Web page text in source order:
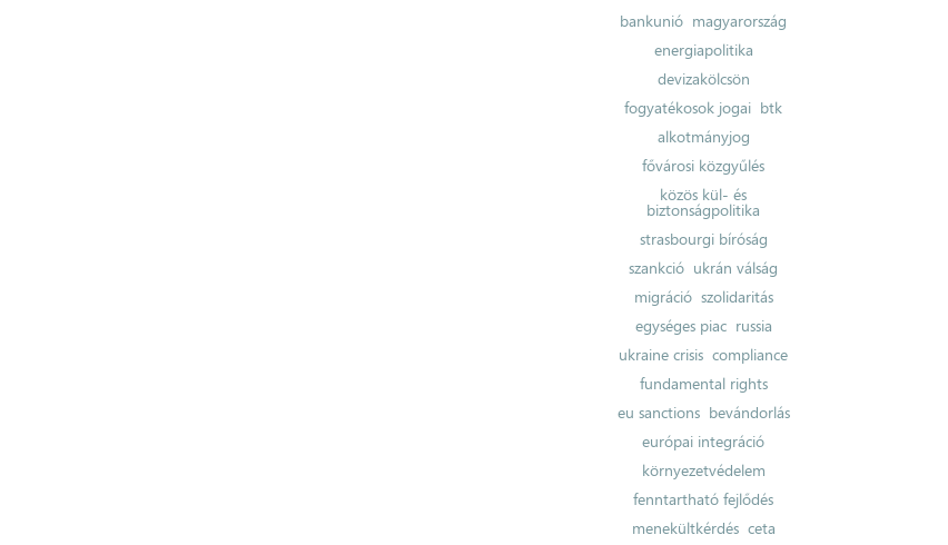
bankunió magyarország
energiapolitika
devizakölcsön
fogyatékosok jogai btk
alkotmányjog
fővárosi közgyűlés
közös kül- és
biztonságpolitika
strasbourgi bíróság
szankció ukrán válság
migráció szolidaritás
egységes piac russia
ukraine crisis compliance
fundamental rights
eu sanctions bevándorlás
európai integráció
környezetvédelem
fenntartható fejlődés
menekültkérdés ceta